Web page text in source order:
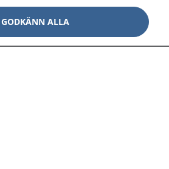
Visa
Visa
GODKÄNN ALLA